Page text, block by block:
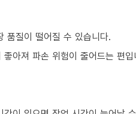
품질이 떨어질 수 있습니다.
아져 파손 위험이 줄어드는 편입